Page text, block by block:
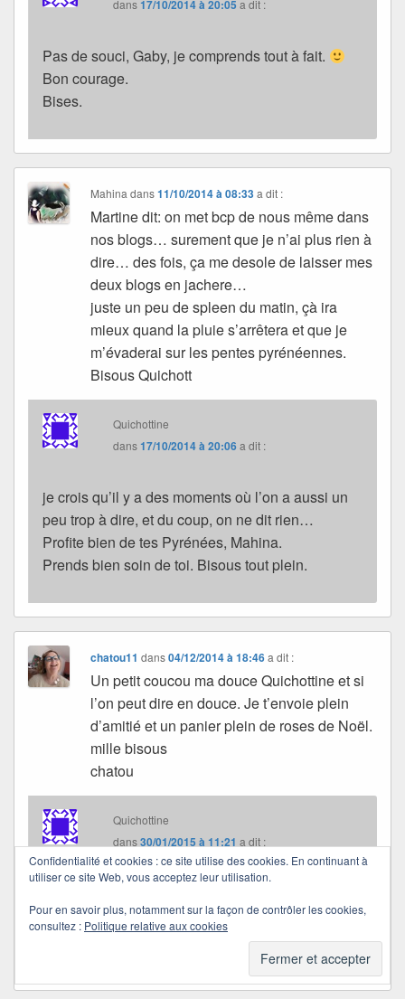
dans17/10/2014 à 20:05 a dit :
Pas de souci, Gaby, je comprends tout à fait.
Bon courage.
Bises.
Mahinadans11/10/2014 à 08:33 a dit :
Martine dit: on met bcp de nous même dans
nos blogs… surement que je n’ai plus rien à
dire… des fois, ça me desole de laisser mes
deux blogs en jachere…
juste un peu de spleen du matin, çà ira
mieux quand la pluie s’arrêtera et que je
m’évaderai sur les pentes pyrénéennes.
Bisous Quichott
Quichottine
dans17/10/2014 à 20:06a dit :
je crois qu’il y a des moments où l’on a aussi un
peu trop à dire, et du coup, on ne dit rien…
Profite bien de tes Pyrénées, Mahina.
Prends bien soin de toi. Bisous tout plein.
chatou11 dans04/12/2014 à 18:46 a dit :
Un petit coucou ma douce Quichottine et si
l’on peut dire en douce. Je t’envoie plein
d’amitié et un panier plein de roses de Noël.
mille bisous
chatou
Quichottine
dans30/01/2015 à 11:21 a dit :
roses de Noël et ton amitié fait chaud au coeur.
Mille bisous ma douce.
Confidentialité et cookies : ce site utilise des cookies. En continuant à
utiliser ce site Web, vous acceptez leur utilisation.
Pour en savoir plus, notamment sur la façon de contrôler les cookies,
consultez : Politique relative aux cookies